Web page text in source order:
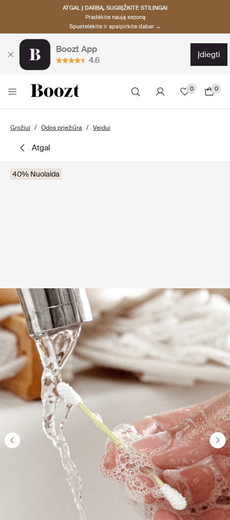
ATGAL Į DARBĄ, SUGRĮŽKITE STILINGAI
Pradėkite naują sezoną
Spustelėkite ir apsipirkite dabar →
Boozt App
4.6
įdiegti
0 0
Grožiui Odos priežiūra Veidui
atgal
40% Nuolaida